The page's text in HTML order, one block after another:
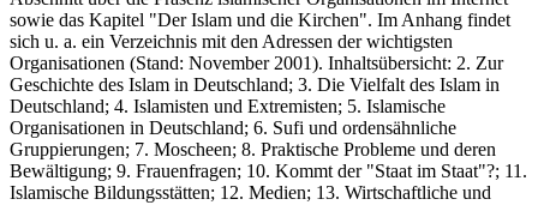
sowie das Kapitel "Der Islam und die Kirchen". Im Anhang findet
sich u. a. ein Verzeichnis mit den Adressen der wichtigsten
Organisationen (Stand: November 2001). Inhaltsübersicht: 2. Zur
Geschichte des Islam in Deutschland; 3. Die Vielfalt des Islam in
Deutschland; 4. Islamisten und Extremisten; 5. Islamische
Organisationen in Deutschland; 6. Sufi und ordensähnliche
Gruppierungen; 7. Moscheen; 8. Praktische Probleme und deren
Bewältigung; 9. Frauenfragen; 10. Kommt der "Staat im Staat"?; 11.
Islamische Bildungsstätten; 12. Medien; 13. Wirtschaftliche und